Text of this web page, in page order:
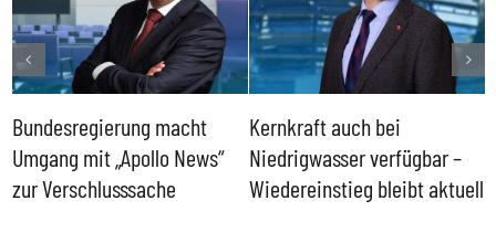
Bundesregierung macht
Umgang mit „Apollo News“
zur Verschlusssache
Kernkraft auch bei
Niedrigwasser verfügbar –
Wiedereinstieg bleibt aktuell